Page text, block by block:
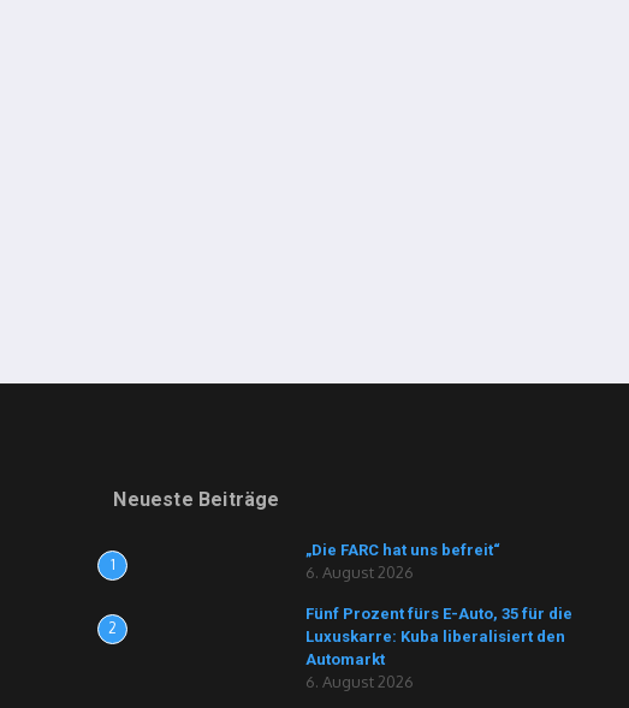
Neueste Beiträge
1
„Die FARC hat uns befreit“
6. August 2026
2
Fünf Prozent fürs E-Auto, 35 für die
Luxuskarre: Kuba liberalisiert den
Automarkt
6. August 2026